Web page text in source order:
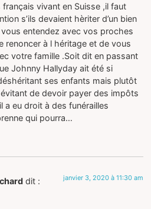
vivant en Suisse ,il faut
s’ils devaient hèriter d’un bien
entendez avec vos proches
renoncer à l héritage et de vous
votre famille .Soit dit en passant
Johnny Hallyday ait été si
ses enfants mais plutôt
de devoir payer des impôts
a eu droit à des funérailles
qui pourra…
dit : janvier 3, 2020 à 11:30 am